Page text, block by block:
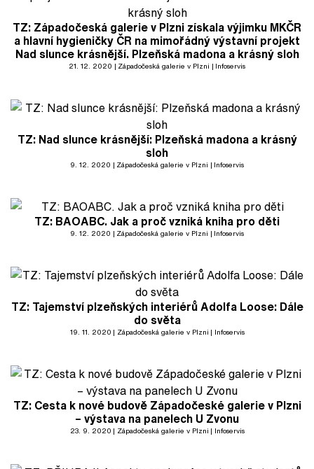
TZ: Západočeská galerie v Plzni získala výjimku MKČR
a hlavní hygieničky ČR na mimořádný výstavní projekt
Nad slunce krásnější. Plzeňská madona a krásný sloh
21. 12. 2020 Západočeská galerie v Plzni Infoservis
TZ: Nad slunce krásnější: Plzeňská madona a krásný
sloh
9. 12. 2020 Západočeská galerie v Plzni Infoservis
TZ: BAOABC. Jak a proč vzniká kniha pro děti
9. 12. 2020 Západočeská galerie v Plzni Infoservis
TZ: Tajemství plzeňských interiérů Adolfa Loose: Dále
do světa
19. 11. 2020 Západočeská galerie v Plzni Infoservis
TZ: Cesta k nové budově Západočeské galerie v Plzni
– výstava na panelech U Zvonu
23. 9. 2020 Západočeská galerie v Plzni Infoservis